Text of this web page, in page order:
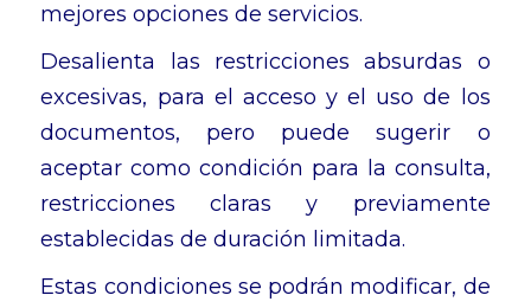
mejores opciones de servicios.
Desalienta las restricciones absurdas o
excesivas, para el acceso y el uso de los
documentos, pero puede sugerir o
aceptar como condición para la consulta,
restricciones claras y previamente
establecidas de duración limitada.
Estas condiciones se podrán modificar, de